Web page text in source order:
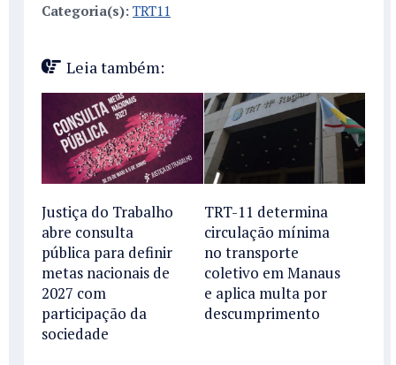
Categoria(s): TRT11
Leia também:
Justiça do Trabalho
abre consulta
pública para definir
metas nacionais de
2027 com
participação da
sociedade
TRT-11 determina
circulação mínima
no transporte
coletivo em Manaus
e aplica multa por
descumprimento